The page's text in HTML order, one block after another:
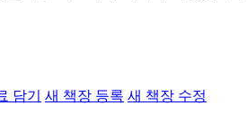
담기 새 책장 등록 새 책장 수정